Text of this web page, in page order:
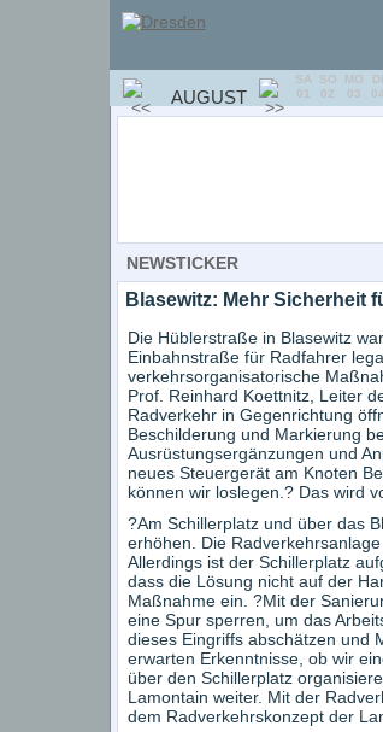
NEWSTICKER
Blasewitz: Mehr Sicherheit
Die Hüblerstraße in Blasewitz
Einbahnstraße für Radfahrer
verkehrsorganisatorische
Prof. Reinhard Koettnitz, Leiter
Radverkehr in Gegenrichtung
Beschilderung und Markierung
Ausrüstungsergänzungen und
neues Steuergerät am Knoten
können wir loslegen.? Das wird
?Am Schillerplatz und über das
erhöhen. Die
Allerdings ist der Schillerplatz
dass die Lösung nicht auf der
Maßnahme ein. ?Mit der
eine Spur sperren, um das
dieses Eingriffs abschätzen und
erwarten Erkenntnisse, ob wir
über den Schillerplatz
Lamontain weiter. Mit der
dem Radverkehrskonzept der
AUGUST
SA
01
SO
02
MO
03
DI
04